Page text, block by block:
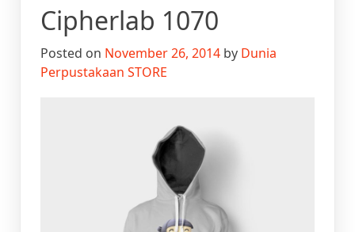
Cipherlab 1070
Posted on November 26, 2014 by Dunia
Perpustakaan STORE